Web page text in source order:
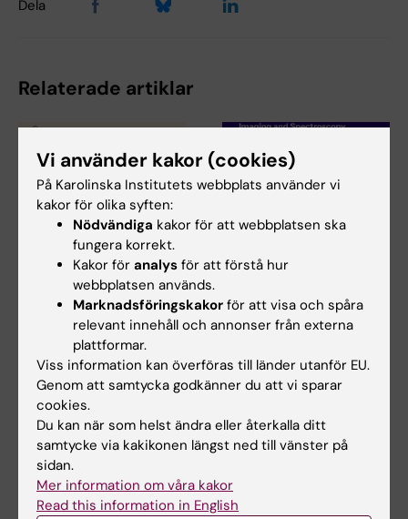
Dela
Relaterade artiklar
31 jul 2026
NeurotechEU
Business Winter
School 2026
Universitetet i Bonn, Reykjavík
University och Radboud
University har…
29 jul 2026
skolan om om
preklinisk
dning och
spektroskopi
de Elche (UMH) har nöjet att
tillkännage den…
Vi använder kakor (cookies)
På Karolinska Institutets webbplats använder vi
kakor för olika syften:
Nödvändiga kakor för att webbplatsen ska
fungera korrekt.
Kakor för analys för att förstå hur
webbplatsen används.
Marknadsföringskakor för att visa och spåra
relevant innehåll och annonser från externa
plattformar.
Viss information kan överföras till länder utanför EU.
Genom att samtycka godkänner du att vi sparar
cookies.
Du kan när som helst ändra eller återkalla ditt
samtycke via kakikonen längst ned till vänster på
sidan.
Mer information om våra kakor
Read this information in English